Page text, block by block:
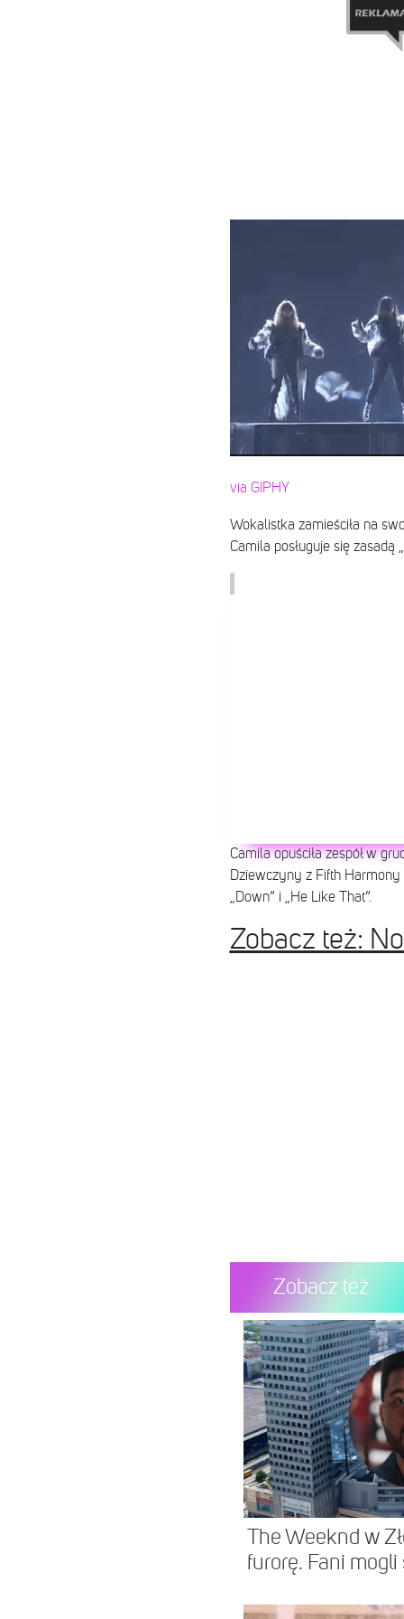
via GIPHY
Wokalistka zamieściła na
Camila posługuje się zasadą
Camila opuściła zespół w
Dziewczyny z Fifth Harmony
„Down” i „He Like That”.
Zobacz też:
Zobacz też
The Weeknd w
furorę. Fani mogli